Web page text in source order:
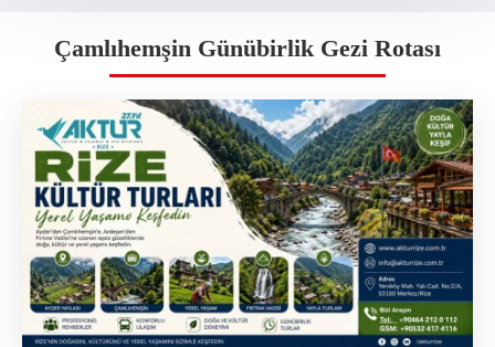
Çamlıhemşin Günübirlik Gezi Rotası